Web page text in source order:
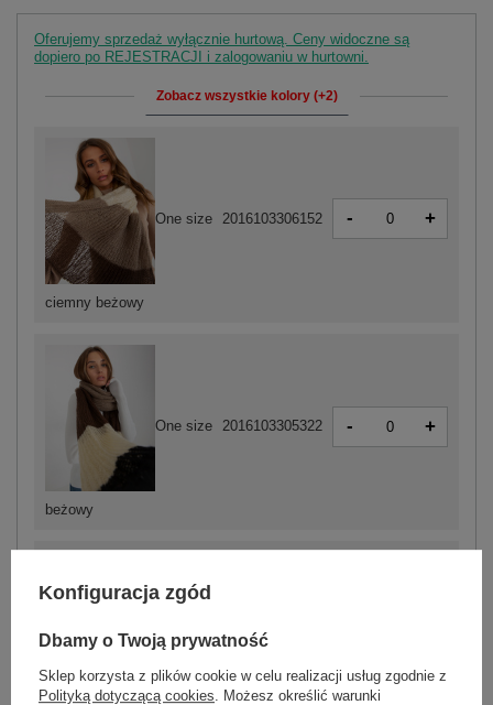
Oferujemy sprzedaż wyłącznie hurtową. Ceny widoczne są
dopiero po REJESTRACJI i zalogowaniu w hurtowni.
Zobacz wszystkie kolory (+2)
beżowy
One size 2016103305322 - +
One size 2016103306169
ciemny beżowy
One size 2016103306152 - +
Konfiguracja zgód
Dbamy o Twoją prywatność
Sklep korzysta z plików cookie w celu realizacji usług zgodnie z
Polityką dotyczącą cookies . Możesz określić warunki